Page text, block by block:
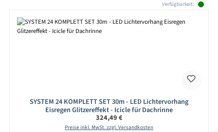
Verfügbarkeit:
SYSTEM 24 KOMPLETT SET 30m - LED Lichtervorhang
Eisregen Glitzereffekt - Icicle für Dachrinne
Regulärer Preis:
324,49 €
Preise inkl. MwSt. zzgl. Versandkosten